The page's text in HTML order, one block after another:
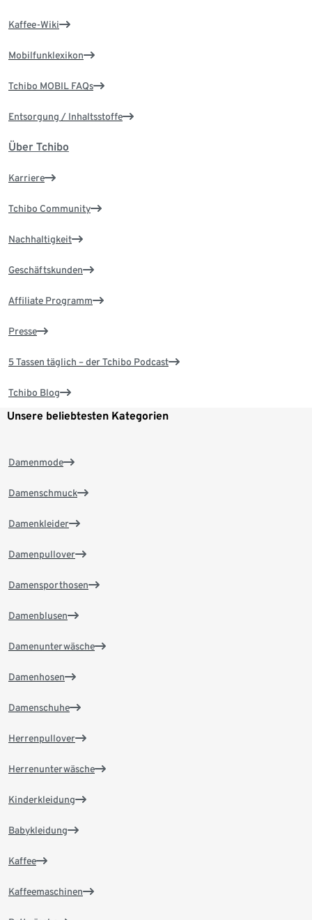
Kaffee-Wiki
Mobilfunklexikon
Tchibo MOBIL FAQs
Entsorgung / Inhaltsstoffe
Über Tchibo
Karriere
Tchibo Community
Nachhaltigkeit
Geschäftskunden
Affiliate Programm
Presse
5 Tassen täglich – der Tchibo Podcast
Tchibo Blog
Unsere beliebtesten Kategorien
Damenmode
Damenschmuck
Damenkleider
Damenpullover
Damensporthosen
Damenblusen
Damenunterwäsche
Damenhosen
Damenschuhe
Herrenpullover
Herrenunterwäsche
Kinderkleidung
Babykleidung
Kaffee
Kaffeemaschinen